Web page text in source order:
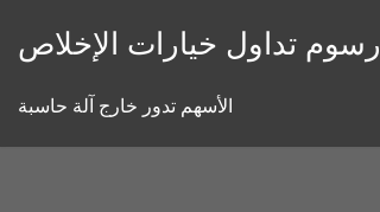
رسوم تداول خيارات الإخلاص
الأسهم تدور خارج آلة حاسبة